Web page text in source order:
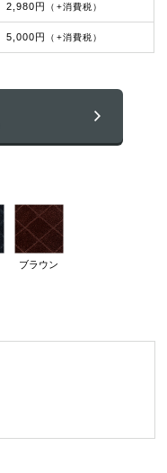
2,980円 （+消費税）
5,000円 （+消費税）
ブラウン